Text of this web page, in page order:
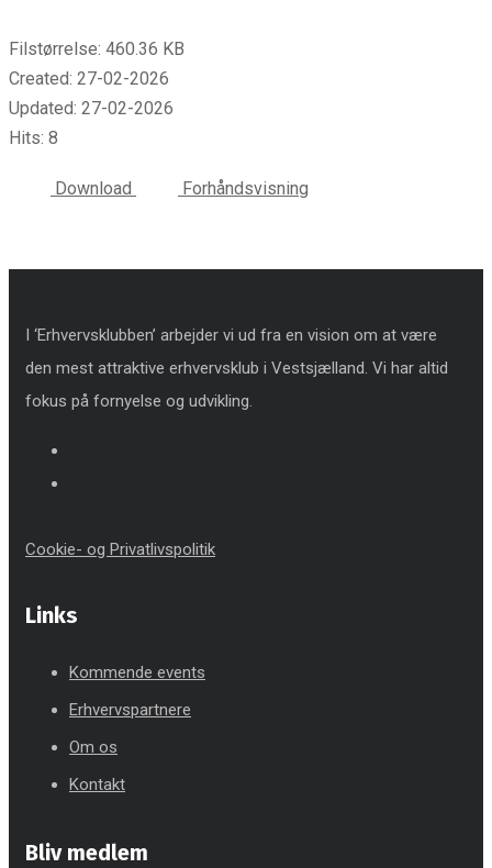
Filstørrelse: 460.36 KB
Created: 27-02-2026
Updated: 27-02-2026
Hits: 8
Download Forhåndsvisning
I ‘Erhvervsklubben’ arbejder vi ud fra en vision om at være
den mest attraktive erhvervsklub i Vestsjælland. Vi har altid
fokus på fornyelse og udvikling.
Cookie- og Privatlivspolitik
Links
Kommende events
Erhvervspartnere
Om os
Kontakt
Bliv medlem